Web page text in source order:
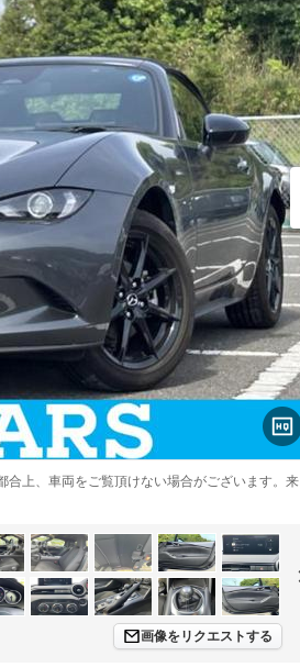
合上、車両をご覧頂けない場合がございます。来
画像をリクエストする